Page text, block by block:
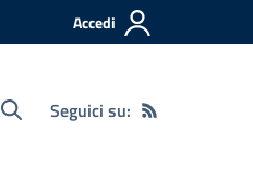
Accedi
Seguici su: